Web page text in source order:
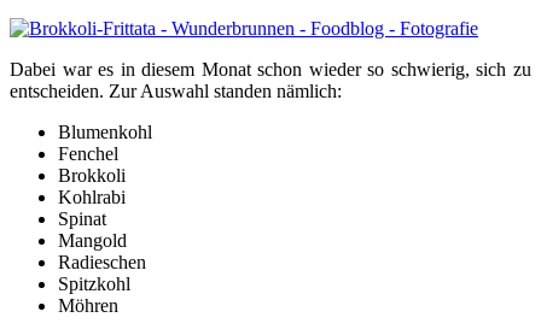
Dabei war es in diesem Monat schon wieder so schwierig, sich zu
entscheiden. Zur Auswahl standen nämlich:
Blumenkohl
Fenchel
Brokkoli
Kohlrabi
Spinat
Mangold
Radieschen
Spitzkohl
Möhren